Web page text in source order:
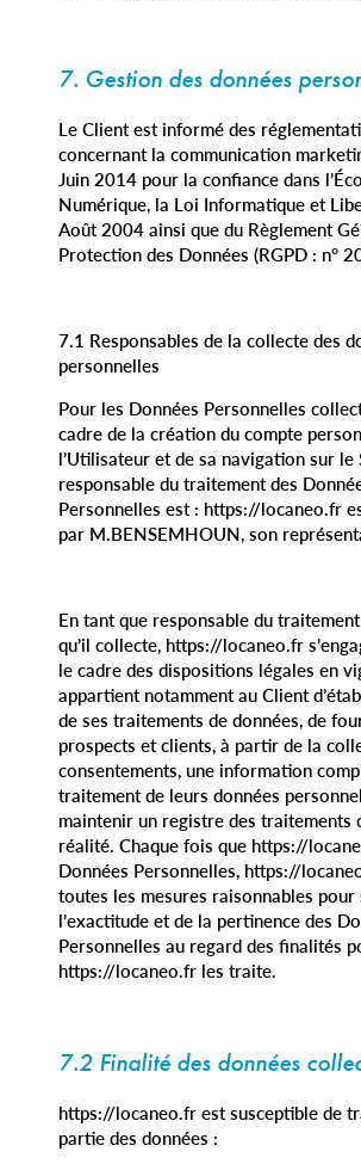
7. Gestion des données
Le Client est informé des
concernant la communication
Juin 2014 pour la confiance dans
Numérique, la Loi Informatique et
Août 2004 ainsi que du Règlement
Protection des Données (RGPD : n°
7.1 Responsables de la collecte des
personnelles
Pour les Données Personnelles
cadre de la création du compte
l’Utilisateur et de sa navigation sur le
responsable du traitement des
Personnelles est : https://locaneo.fr
par M.BENSEMHOUN, son
En tant que responsable du
qu’il collecte, https://locaneo.fr
le cadre des dispositions légales en
appartient notamment au Client
de ses traitements de données, de
prospects et clients, à partir de la
consentements, une information
traitement de leurs données
maintenir un registre des traitements
réalité. Chaque fois que https://
Données Personnelles, https://
toutes les mesures raisonnables pour
l’exactitude et de la pertinence des
Personnelles au regard des finalités
https://locaneo.fr les traite.
7.2 Finalité des données
https://locaneo.fr est susceptible de
partie des données :